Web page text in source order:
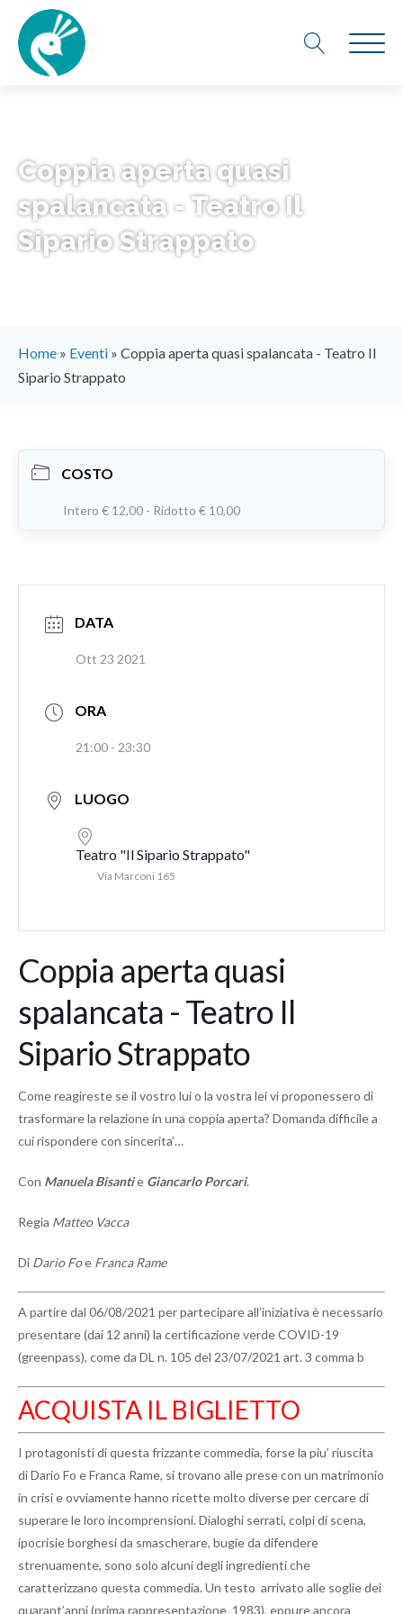
Coppia aperta quasi
spalancata - Teatro Il
Sipario Strappato
Home » Eventi » Coppia aperta quasi spalancata - Teatro Il
Sipario Strappato
COSTO
Intero € 12,00 - Ridotto € 10,00
DATA
Ott 23 2021
ORA
21:00 - 23:30
LUOGO
Teatro "Il Sipario Strappato"
Via Marconi 165
Coppia aperta quasi
spalancata - Teatro Il
Sipario Strappato
Come reagireste se il vostro lui o la vostra lei vi proponessero di
trasformare la relazione in una coppia aperta? Domanda difficile a
cui rispondere con sincerita’…
Con Manuela Bisantie Giancarlo Porcari.
Regia Matteo Vacca
Di Dario Foe Franca Rame
A partire dal 06/08/2021 per partecipare all’iniziativa è necessario
presentare (dai 12 anni) la certificazione verde COVID-19
(greenpass), come da DL n. 105 del 23/07/2021 art. 3 comma b
ACQUISTA IL BIGLIETTO
I protagonisti di questa frizzante commedia, forse la piu’ riuscita
di Dario Fo e Franca Rame, si trovano alle prese con un matrimonio
in crisi e ovviamente hanno ricette molto diverse per cercare di
superare le loro incomprensioni. Dialoghi serrati, colpi di scena,
ipocrisie borghesi da smascherare, bugie da difendere
strenuamente, sono solo alcuni degli ingredienti che
caratterizzano questa commedia. Un testo arrivato alle soglie dei
quarant’anni (prima rappresentazione 1983), eppure ancora